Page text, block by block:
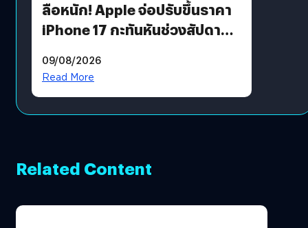
ลือหนัก! Apple จ่อปรับขึ้นราคา
iPhone 17 กะทันหันช่วงสัปดาห์ที่
09/08/2026
Read More
Related Content